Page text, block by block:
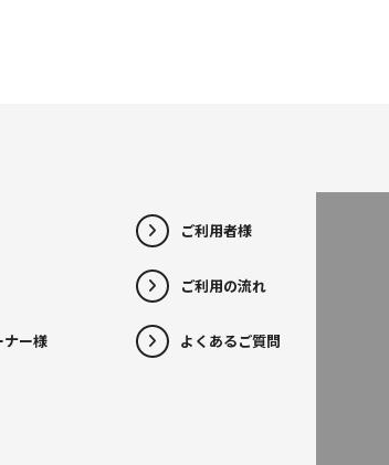
ー様
ご利用者様
ご利用の流れ
よくあるご質問